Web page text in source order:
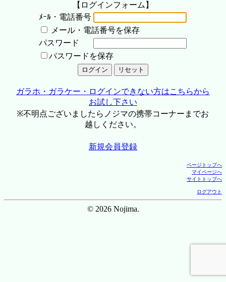
【ログインフォーム】
ﾒｰﾙ・電話番号
メール・電話番号を保存
パスワード
パスワードを保存
ガラホ・ガラケー・ログインできない方はこちらから
お試し下さい
※不明点ございましたらノジマの携帯コーナーまでお
越しください。
新規会員登録
ページトップへ
マイページへ
サイトトップへ
ログアウト
© 2026 Nojima.